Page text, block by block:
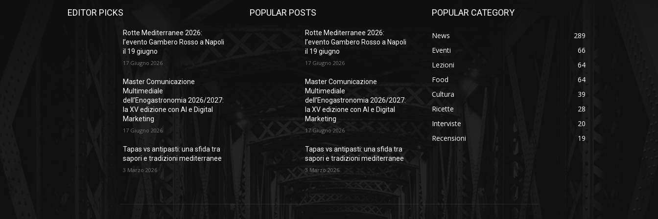
EDITOR PICKS
Rotte Mediterranee 2026:
l’evento Gambero Rosso a Napoli
il 19 giugno
17 Giugno 2026
Master Comunicazione
Multimediale
dell’Enogastronomia 2026/2027:
la XV edizione con AI e Digital
Marketing
17 Giugno 2026
Tapas vs antipasti: una sfida tra
sapori e tradizioni mediterranee
3 Marzo 2026
POPULAR POSTS
Rotte Mediterranee 2026:
l’evento Gambero Rosso a Napoli
il 19 giugno
17 Giugno 2026
Master Comunicazione
Multimediale
dell’Enogastronomia 2026/2027:
la XV edizione con AI e Digital
Marketing
17 Giugno 2026
Tapas vs antipasti: una sfida tra
sapori e tradizioni mediterranee
3 Marzo 2026
POPULAR CATEGORY
News
289
Eventi
66
Lezioni
64
Food
64
Cultura
39
Ricette
28
Interviste
20
Recensioni
19